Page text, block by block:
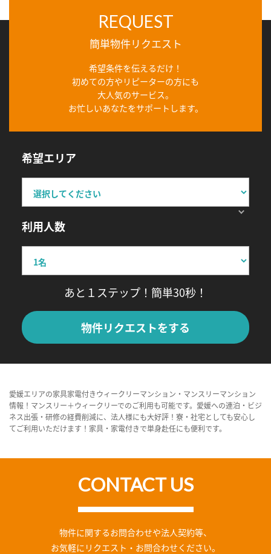
REQUEST
簡単物件リクエスト
希望条件を伝えるだけ！
初めての方やリピーターの方にも
大人気のサービス。
お忙しいあなたをサポートします。
希望エリア
利用人数
あと１ステップ！簡単30秒！
物件リクエストをする
愛媛エリアの家具家電付きウィークリーマンション・マンスリーマンション
情報！マンスリー＋ウィークリーでのご利用も可能です。愛媛への連泊・ビジ
ネス出張・研修の経費削減に、法人様にも大好評！寮・社宅としても安心し
てご利用いただけます！家具・家電付きで単身赴任にも便利です。
CONTACT US
物件に関するお問合わせや法人契約等、
お気軽にリクエスト・お問合わせください。